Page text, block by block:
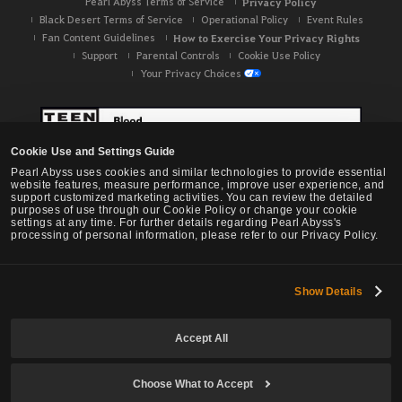
Cookie Use and Settings Guide
Pearl Abyss uses cookies and similar technologies to provide essential
website features, measure performance, improve user experience, and
support customized marketing activities. You can review the detailed
purposes of use through our Cookie Policy or change your cookie
settings at any time. For further details regarding Pearl Abyss's
processing of personal information, please refer to our Privacy Policy.
Show Details
Accept All
Choose What to Accept
Black Desert Terms of Service Operational Policy
Event Rules
Fan Content Guidelines
How to Exercise Your Privacy Rights
Support Parental Controls
Cookie Use Policy
Your Privacy Choices
Black Desert -NA / EU / OC